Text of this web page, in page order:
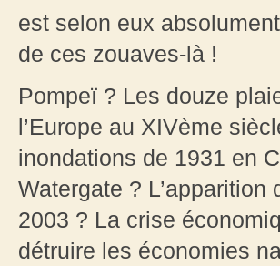
est selon eux
de ces zouaves-là !
Pompeï ? Les douze
l’Europe au XIVème
inondations de 1931 en
Watergate ?
2003 ? La crise
détruire les économies